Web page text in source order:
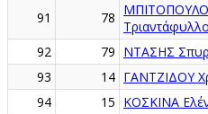
91
78
92
79 ΝΤΑΣΗΣ
93
14 ΓΑΝΤΖΙΔΟΥ
94
15 ΚΟΣΚΙΝΑ